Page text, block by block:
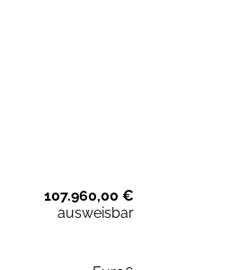
107.960,00 €
ausweisbar